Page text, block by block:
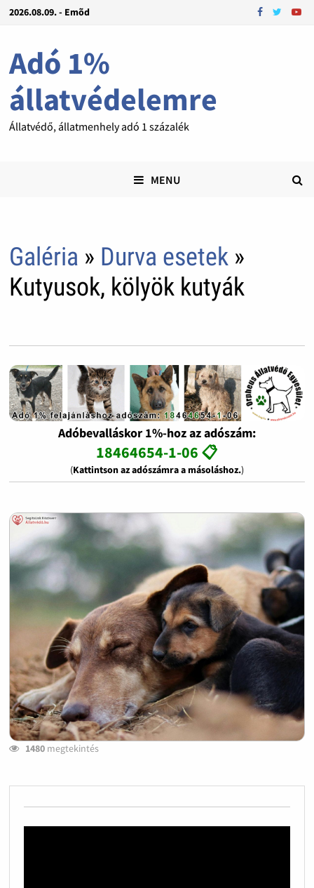
2026.08.09. - Emõd
Adó 1%
állatvédelemre
Állatvédő, állatmenhely adó 1 százalék
MENU
Galéria » Durva esetek»
Kutyusok, kölyök kutyák
Adóbevalláskor 1%-hoz az adószám:
18464654-1-06 📋
(Kattintson az adószámra a másoláshoz.)
1480megtekintés